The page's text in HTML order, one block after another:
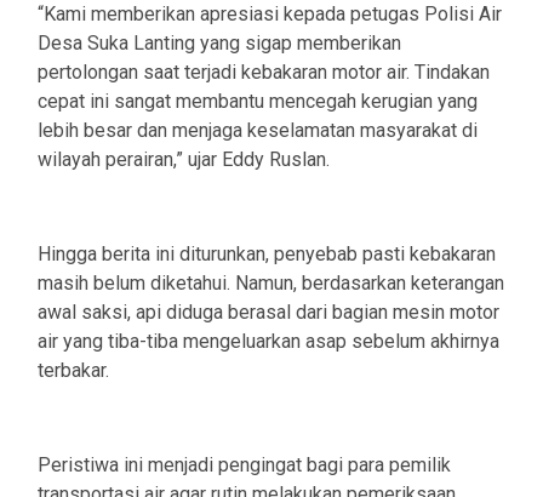
‎“Kami memberikan apresiasi kepada petugas Polisi Air
Desa Suka Lanting yang sigap memberikan
pertolongan saat terjadi kebakaran motor air. Tindakan
cepat ini sangat membantu mencegah kerugian yang
lebih besar dan menjaga keselamatan masyarakat di
wilayah perairan,” ujar Eddy Ruslan.
‎Hingga berita ini diturunkan, penyebab pasti kebakaran
masih belum diketahui. Namun, berdasarkan keterangan
awal saksi, api diduga berasal dari bagian mesin motor
air yang tiba-tiba mengeluarkan asap sebelum akhirnya
terbakar.
‎Peristiwa ini menjadi pengingat bagi para pemilik